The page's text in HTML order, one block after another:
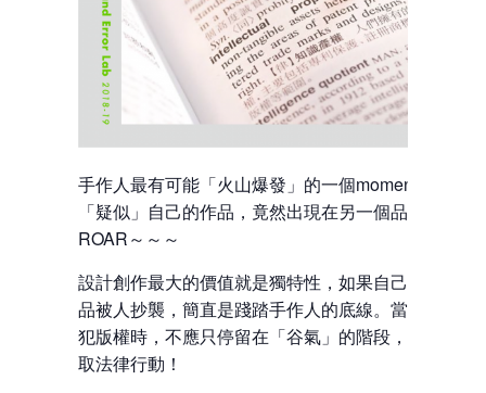
手作人最有可能「火山爆發」的一個moment，是你
「疑似」自己的作品，竟然出現在另一個品牌的貨架
ROAR～～～
設計創作最大的價值就是獨特性，如果自己嘔心瀝血
品被人抄襲，簡直是踐踏手作人的底線。當你懷疑被
犯版權時，不應只停留在「谷氣」的階段，必要時需
取法律行動！